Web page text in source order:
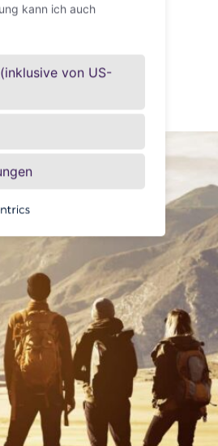
kann ich auch
von US-